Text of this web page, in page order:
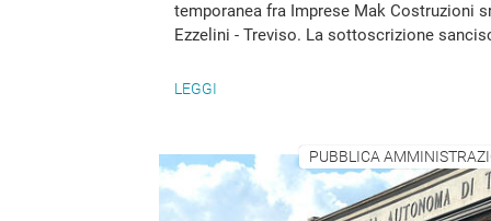
temporanea fra Imprese Mak Costruzioni
Ezzelini - Treviso. La sottoscrizione
LEGGI
PUBBLICA